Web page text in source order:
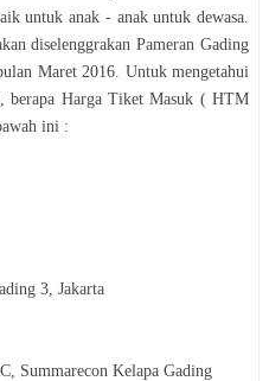
untuk anak - anak untuk dewasa.
diselenggrakanPameran Gading
Maret 2016 . Untuk mengetahui
berapa Harga Tiket Masuk ( HTM
ini :
3, Jakarta
Summarecon Kelapa Gading